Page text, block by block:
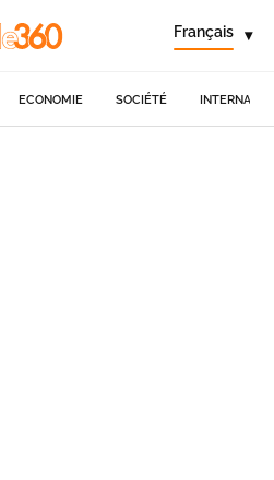
Français ▾
ECONOMIE SOCIÉTÉ